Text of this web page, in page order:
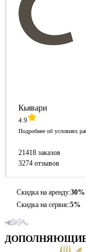
Кьявари
4.9
Подробнее об условиях
21418 заказов
3274 отзывов
Скидка на аренду:30%
Скидка на сервис:5%